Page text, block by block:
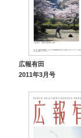
広報有田
2011年3月号